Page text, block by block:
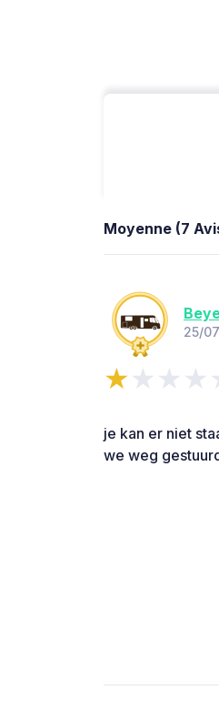
Moyenne (7
25/
je kan er niet
we weg